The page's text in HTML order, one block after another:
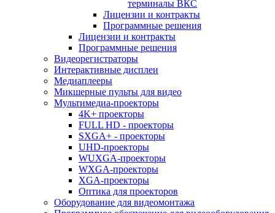
терминалы ВКС
Лицензии и контракты
Программные решения
Лицензии и контракты
Программные решения
Видеорегистраторы
Интерактивные дисплеи
Медиаплееры
Микшерные пульты для видео
Мультимедиа-проекторы
4K+ проекторы
FULL HD - проекторы
SXGA+ - проекторы
UHD-проекторы
WUXGA-проекторы
WXGA-проекторы
XGA-проекторы
Оптика для проекторов
Оборудование для видеомонтажа